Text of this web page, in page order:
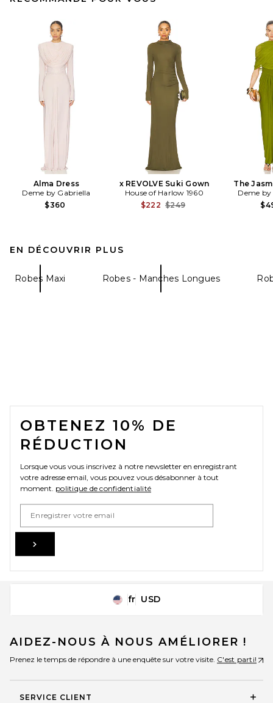
Alma Dress
Deme by Gabriella
$360
x REVOLVE Suki Gown
House of Harlow 1960
$222 Previous price:
$249
The
Deme
EN DÉCOUVRIR PLUS
Robes Maxi Robes - Manches Longues
FOOTER
OBTENEZ 10% DE
RÉDUCTION
Lorsque vous vous inscrivez à notre newsletter en enregistrant
votre adresse email, vous pouvez vous désabonner à tout
moment. politique de confidentialité
Change Country Regions
fr USD
AIDEZ-NOUS À NOUS AMÉLIORER !
Prenez le temps de répondre à une enquête sur votre visite. C'est parti!
SERVICE CLIENT